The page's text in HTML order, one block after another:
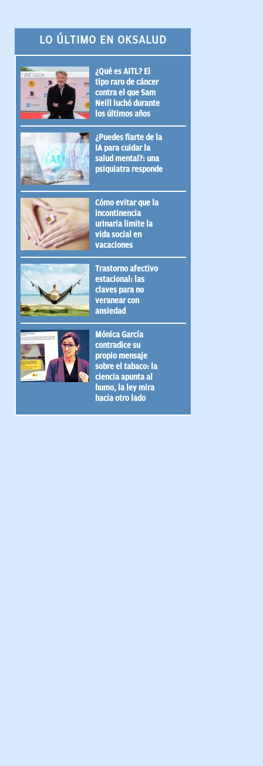
LO ÚLTIMO EN OKSALUD
¿Qué es AITL? El
tipo raro de cáncer
contra el que Sam
Neill luchó durante
los últimos años
¿Puedes fiarte de la
IA para cuidar la
salud mental?: una
psiquiatra responde
Cómo evitar que la
incontinencia
urinaria limite la
vida social en
vacaciones
Trastorno afectivo
estacional: las
claves para no
veranear con
ansiedad
Mónica García
contradice su
propio mensaje
sobre el tabaco: la
ciencia apunta al
humo, la ley mira
hacia otro lado